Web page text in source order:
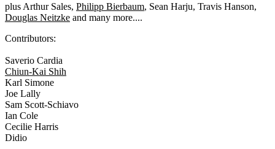
plus Arthur Sales, Philipp Bierbaum, Sean Harju, Travis Hanson,
Douglas Neitzke and many more....
Contributors:
Saverio Cardia
Chiun-Kai Shih
Karl Simone
Joe Lally
Sam Scott-Schiavo
Ian Cole
Cecilie Harris
Didio